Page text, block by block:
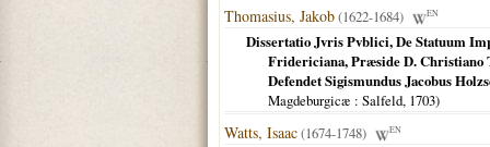
Thomasius, Jakob(1622-1684) EN
Dissertatio Jvris Pvblici, De Statuum
Fridericiana, Præside D. Christiano
Defendet Sigismundus Jacobus
Magdeburgicæ : Salfeld, 1703)
Watts, Isaac(1674-1748) EN